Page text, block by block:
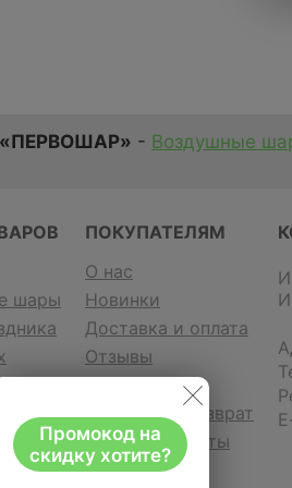
- Воздушные
шары
ПОКУПАТЕЛЯМ
О нас
Новинки
Доставка и оплата
Отзывы
Гарантия и возврат
Договор оферты
Промокод на
скидку хотите?